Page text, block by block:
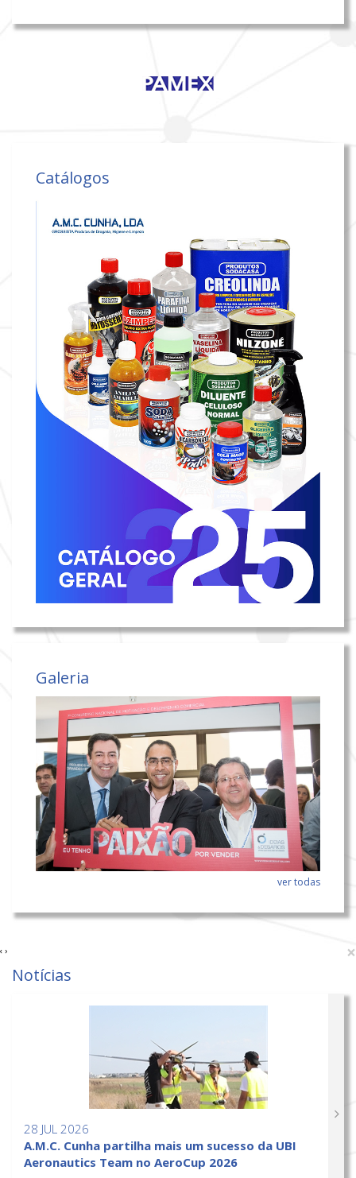
Catálogos
Galeria
ver todas
‹ › ×
Notícias
28 JUL 2026
A.M.C. Cunha partilha mais um sucesso da UBI
Aeronautics Team no AeroCup 2026